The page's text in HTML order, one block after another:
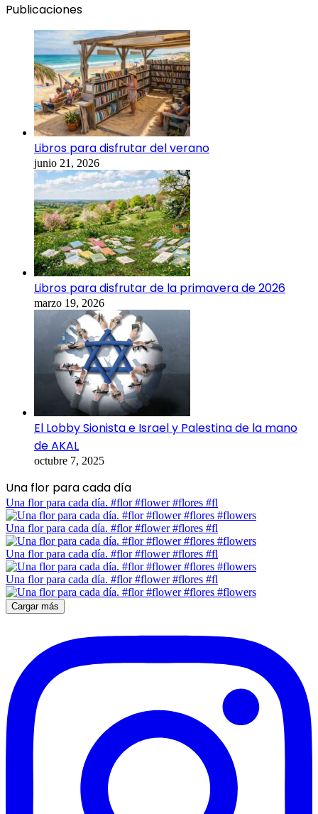
Publicaciones
Libros para disfrutar del verano
junio 21, 2026
Libros para disfrutar de la primavera de 2026
marzo 19, 2026
El Lobby Sionista e Israel y Palestina de la mano
de AKAL
octubre 7, 2025
Una flor para cada día
Una flor para cada día. #flor #flower #flores #fl
Una flor para cada día. #flor #flower #flores #fl
Una flor para cada día. #flor #flower #flores #fl
Una flor para cada día. #flor #flower #flores #fl
Cargar más